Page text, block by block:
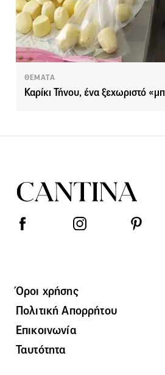
ΘΕΜΑΤΑ
Καρίκι Τήνου, ένα ξεχωριστό
Όροι χρήσης
Πολιτική Απορρήτου
Επικοινωνία
Ταυτότητα